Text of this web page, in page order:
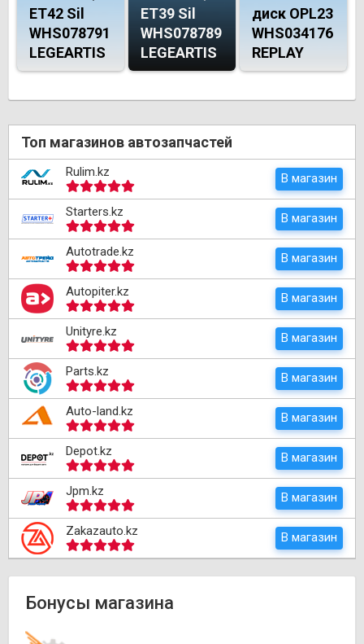
ET42 Sil
WHS078791
LEGEARTIS
ET39 Sil
WHS078789
LEGEARTIS
диск OPL23
WHS034176
REPLAY
Топ магазинов автозапчастей
Rulim.kz В магазин
Starters.kz В магазин
Autotrade.kz В магазин
Autopiter.kz В магазин
Unityre.kz В магазин
Parts.kz В магазин
Auto-land.kz В магазин
Depot.kz В магазин
Jpm.kz В магазин
Zakazauto.kz В магазин
Бонусы магазина